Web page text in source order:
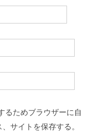
るためブラウザーに自
サイトを保存する。